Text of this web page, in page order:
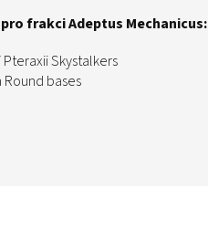
frakci Adeptus Mechanicus:
Skystalkers
bases